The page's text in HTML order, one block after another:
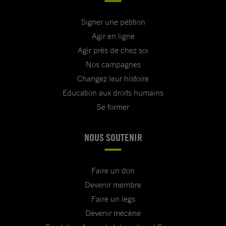
Signer une pétition
Agir en ligne
Agir près de chez soi
Nos campagnes
Changez leur histoire
Education aux droits humains
Se former
NOUS SOUTENIR
Faire un don
Devenir membre
Faire un legs
Devenir mécène